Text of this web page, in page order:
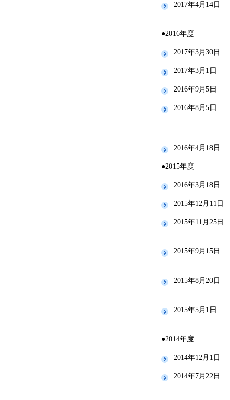
2017年4月14日
●2016年度
2017年3月30日
2017年3月1日
2016年9月5日
2016年8月5日
2016年4月18日
●2015年度
2016年3月18日
2015年12月11日
2015年11月25日
2015年9月15日
2015年8月20日
2015年5月1日
●2014年度
2014年12月1日
2014年7月22日